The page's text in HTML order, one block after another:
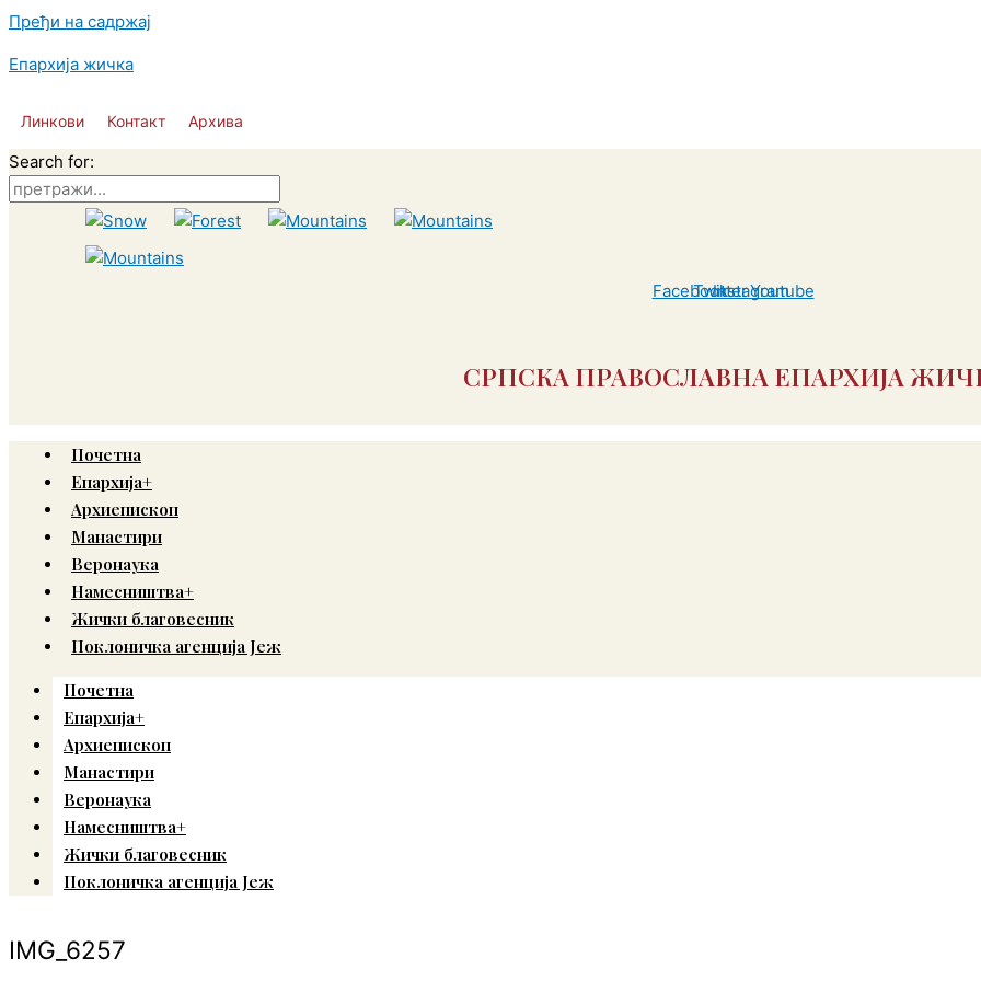
Пређи на садржај
Епархија жичка
Линкови Контакт Архива
Search for:
Facebook
Twitter
Instagram
Youtube
СРПСКА ПРАВОСЛАВНА ЕПАРХИЈА
Почетна
Епархија+
Архиепископ
Манастири
Веронаука
Намесништва+
Жички благовесник
Поклоничка агенција Јеж
Почетна
Епархија+
Архиепископ
Манастири
Веронаука
Намесништва+
Жички благовесник
Поклоничка агенција Јеж
IMG_6257